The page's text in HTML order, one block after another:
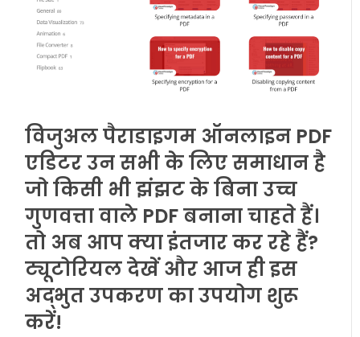
विजुअल पैराडाइगम ऑनलाइन PDF
एडिटर उन सभी के लिए समाधान है
जो किसी भी झंझट के बिना उच्च
गुणवत्ता वाले PDF बनाना चाहते हैं।
तो अब आप क्या इंतजार कर रहे हैं?
ट्यूटोरियल देखें और आज ही इस
अद्भुत उपकरण का उपयोग शुरू
करें!